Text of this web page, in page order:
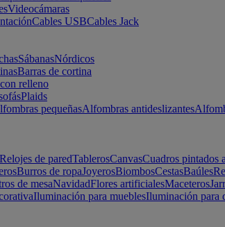
Videocámaras
Cables USBCables Jack
SábanasNórdicos
Barras de cortina
relleno
Plaids
pequeñasAlfombras antideslizantes
Relojes de paredTablerosCanvasCuadros pintados
Burros de ropaJoyerosBiombosCestasBaúles
de mesaNavidadFlores artificialesMaceteros
Iluminación para mueblesIluminación para